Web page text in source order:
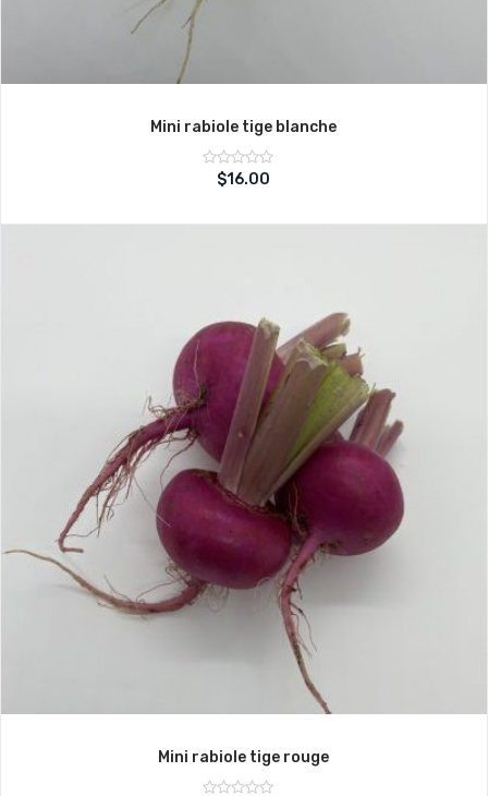
Mini rabiole tige blanche
Note
sur
$16.00
Mini rabiole tige rouge